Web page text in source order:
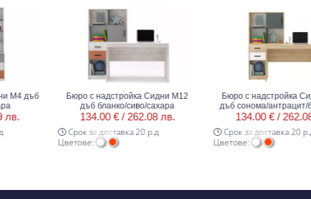
дъб
Бюро с надстройка Сидни М12
дъб бланко/сиво/сахара
134.00 € /262.08 лв.
Срок за доставка 20 р.д
Цветове:
Бюро с надстройка
дъб сонома/антрацит/
134.00 € /262.08
Срок за доставка 20 р.д
Цветове: